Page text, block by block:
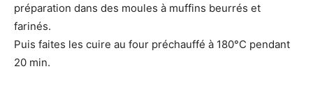
préparation dans des moules à muffins beurrés et
farinés.
Puis faites les cuire au four préchauffé à 180°C pendant
20 min.